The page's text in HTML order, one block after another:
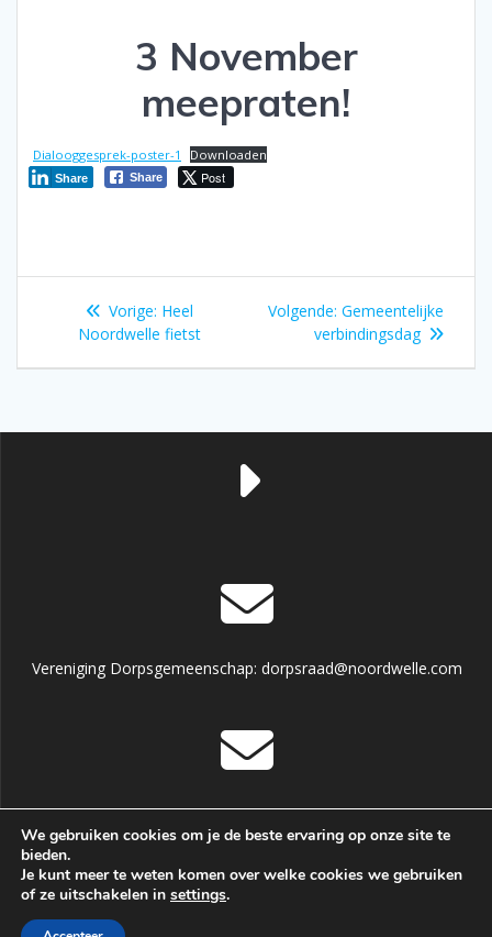
3 November
meepraten!
Dialooggesprek-poster-1 Downloaden
Share Post
Share
Bericht
navigatie
Vorige: Vorig
bericht:
Heel
Noordwelle fietst
Volgende: Volgend
bericht:
Gemeentelijke
verbindingsdag
Vereniging Dorpsgemeenschap: dorpsraad@noordwelle.com
Dorpshuis informatie en reservering: dorpshuisnoordwelle
@hotmail.com
© 2026 Noordwelle. Gebouwd met WordPress en het
We gebruiken cookies om je de beste ervaring op onze site te
bieden.
Je kunt meer te weten komen over welke cookies we gebruiken
of ze uitschakelen in settings.